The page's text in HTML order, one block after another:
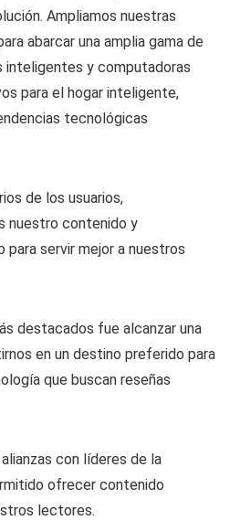
Ampliamos nuestras
abarcar una amplia gama de
y computadoras
para el hogar inteligente,
tecnológicas
de los usuarios,
nuestro contenido y
servir mejor a nuestros
destacados fue alcanzar una
en un destino preferido para
que buscan reseñas
con líderes de la
ofrecer contenido
lectores.